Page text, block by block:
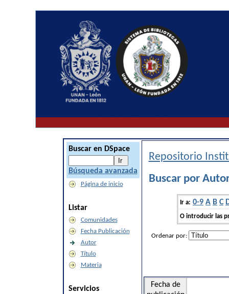
Buscar en DSpace
Búsqueda avanzada
Página de inicio
Listar
Comunidades
Fecha Publicación
Autor
Título
Materia
Servicios
Repositorio
Buscar por
Ir a: 0-9 A B C
O introducir las
Ordenar por:
Fecha de